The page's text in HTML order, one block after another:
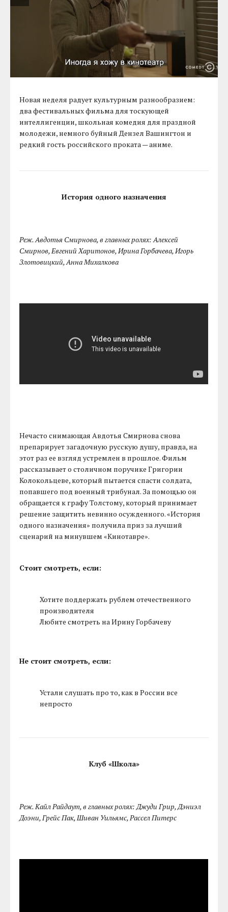
Новая неделя радует культурным разнообразием:
два фестивальных фильма для тоскующей
интеллигенции, школьная комедия для праздной
молодежи, немного буйный Дензел Вашингтон и
редкий гость российского проката — аниме.
История одного назначения
Реж. Авдотья Смирнова, в главных ролях: Алексей
Смирнов, Евгений Харитонов, Ирина Горбачева, Игорь
Злотовицкий, Анна Михалкова
Нечасто снимающая Авдотья Смирнова снова
препарирует загадочную русскую душу, правда, на
этот раз ее взгляд устремлен в прошлое. Фильм
рассказывает о столичном поручике Григории
Колокольцеве, который пытается спасти солдата,
попавшего под военный трибунал. За помощью он
обращается к графу Толстому, который принимает
решение защитить невинно осужденного. «История
одного назначения» получила приз за лучший
сценарий на минувшем «Кинотавре».
Стоит смотреть, если:
Хотите поддержать рублем отечественного
производителя
Любите смотреть на Ирину Горбачеву
Не стоит смотреть, если:
Устали слушать про то, как в России все
непросто
Клуб «Школа»
Реж. Кайл Райдаут, в главных ролях: Джуди Грир, Дэниэл
Доэни, Грейс Пак, Шиван Уильямс, Рассел Питерс